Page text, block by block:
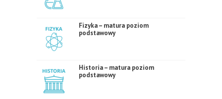
Fizyka – matura poziom
podstawowy
Historia – matura poziom
podstawowy